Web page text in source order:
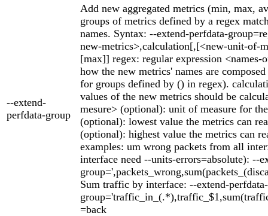
--extend-
perfdata-group
Add new aggregated metrics (min, max,
groups of metrics defined by a regex
names. Syntax: --extend-perfdata-
new-metrics>,calculation[,[<new-unit-of-
[max]] regex: regular expression <names-
how the new metrics' names are
for groups defined by () in regex).
values of the new metrics should be
mesure> (optional): unit of measure for
(optional): lowest value the metrics can
(optional): highest value the metrics can
examples: um wrong packets from all
interface need --units-errors=absolute): --
Sum traffic by interface: --extend-perfdata-
=back